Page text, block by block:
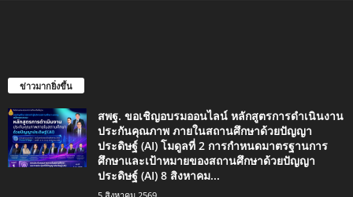
ข่าวมากยิ่งขึ้น
สพฐ. ขอเชิญอบรมออนไลน์ หลักสูตรการดำเนินงาน
ประกันคุณภาพ ภายในสถานศึกษาด้วยปัญญา
ประดิษฐ์ (AI) โมดูลที่ 2 การกำหนดมาตรฐานการ
ศึกษาและเป้าหมายของสถานศึกษาด้วยปัญญา
ประดิษฐ์ (AI) 8 สิงหาคม...